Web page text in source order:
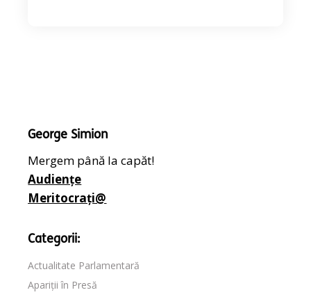
George Simion
Mergem până la capăt!
Audiențe
Meritocrați@
Categorii:
Actualitate Parlamentară
Apariții în Presă